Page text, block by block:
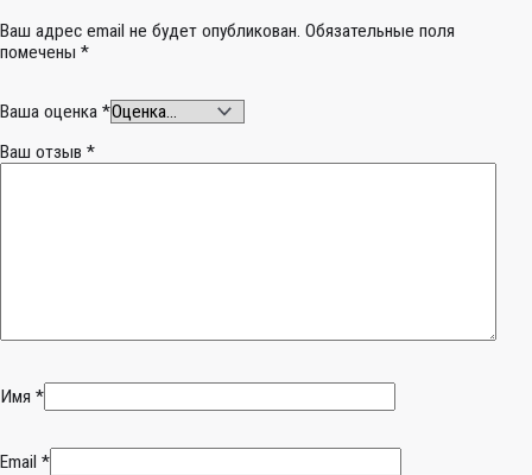
Ваш адрес email не будет опубликован. Обязательные поля
помечены *
Ваша оценка *
Ваш отзыв *
Имя *
Email *